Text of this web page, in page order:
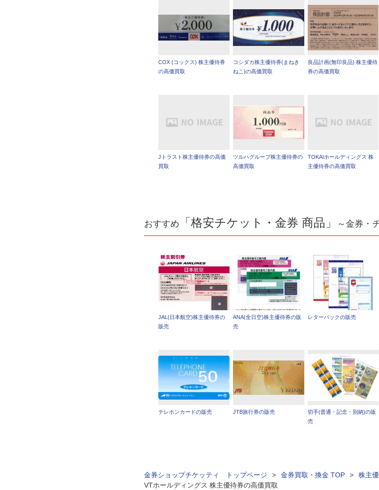
COX (コックス) 株主優待券
の高価買取
コシダカ株主優待券(まねき
ねこ)の高価買取
良品計画(無印良品) 株主優待
券の高価買取
Jトラスト株主優待券の高価
買取
ツルハグループ株主優待券の
高価買取
TOKAIホールディングス 株
主優待券の高価買取
おすすめ 「格安チケット・金券 商品」 ～金券・
JAL(日本航空)株主優待券の
販売
ANA(全日空)株主優待券の販
売
レターパックの販売
テレホンカードの販売 JTB旅行券の販売
切手(普通・記念・別納)の販
売
金券ショップチケッティ トップページ > 金券買取・換金 TOP > 株主
VTホールディングス 株主優待券の高価買取